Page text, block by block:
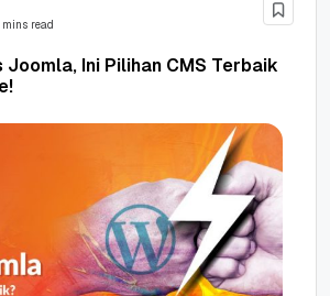
mins read
Joomla, Ini Pilihan CMS Terbaik